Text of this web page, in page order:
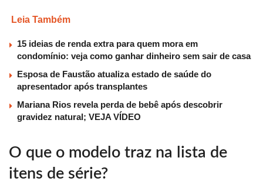
Leia Também
15 ideias de renda extra para quem mora em
condomínio: veja como ganhar dinheiro sem sair de casa
Esposa de Faustão atualiza estado de saúde do
apresentador após transplantes
Mariana Rios revela perda de bebê após descobrir
gravidez natural; VEJA VÍDEO
O que o modelo traz na lista de
itens de série?